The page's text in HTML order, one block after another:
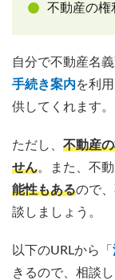
不動産の権
自分で不動産名
手続き案内を利
供してくれます。
ただし、 不動産
せん。また、不
能性もあるので
談しましょう。
以下のURLから「
きるので、相談